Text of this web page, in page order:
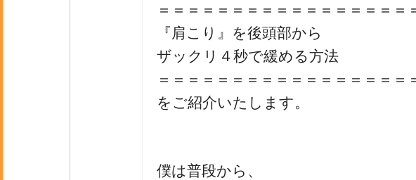
＝＝＝＝＝＝＝＝＝＝＝＝＝＝＝＝＝
『肩こり』を後頭部から
ザックリ４秒で緩める方法
＝＝＝＝＝＝＝＝＝＝＝＝＝＝＝＝＝
をご紹介いたします。
僕は普段から、